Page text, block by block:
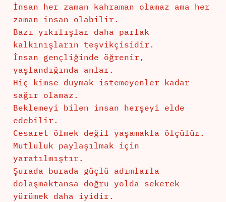
İnsan her zaman kahraman olamaz ama her
zaman insan olabilir.
Bazı yıkılışlar daha parlak
kalkınışların teşvikçisidir.
İnsan gençliğinde öğrenir,
yaşlandığında anlar.
Hiç kimse duymak istemeyenler kadar
sağır olamaz.
Beklemeyi bilen insan herşeyi elde
edebilir.
Cesaret ölmek değil yaşamakla ölçülür.
Mutluluk paylaşılmak için
yaratılmıştır.
Şurada burada güçlü adımlarla
dolaşmaktansa doğru yolda sekerek
yürümek daha iyidir.